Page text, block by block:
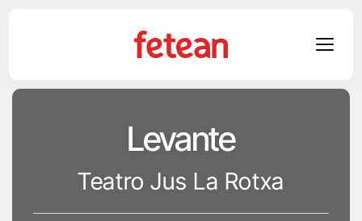
Skip
Levante
Teatro Jus La Rotxa